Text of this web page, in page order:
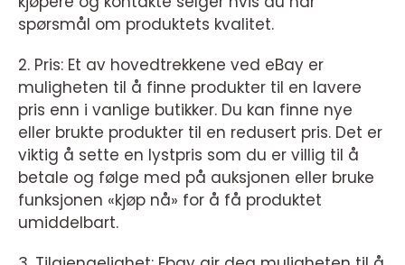
spørsmål om produktets kvalitet.
2. Pris: Et av hovedtrekkene ved eBay er
muligheten til å finne produkter til en lavere
pris enn i vanlige butikker. Du kan finne nye
eller brukte produkter til en redusert pris. Det er
viktig å sette en lystpris som du er villig til å
betale og følge med på auksjonen eller bruke
funksjonen «kjøp nå» for å få produktet
umiddelbart.